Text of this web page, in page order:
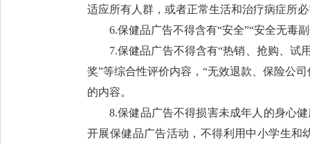
适应所有人群，或者正常生活和治疗病症所
6.保健品广告不得含有“安全”“安全无毒
7.保健品广告不得含有“热销、抢购、试
奖”等综合性评价内容，“无效退款、保险公
的内容。
8.保健品广告不得损害未成年人的身心
开展保健品广告活动，不得利用中小学生和